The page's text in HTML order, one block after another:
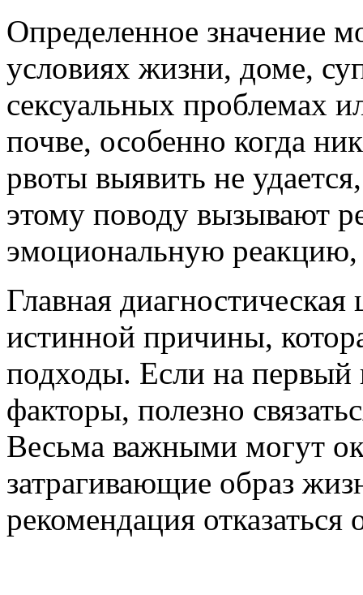
Определенное значение
условиях жизни, доме,
сексуальных проблемах
почве, особенно когда
рвоты выявить не
этому поводу вызывают
эмоциональную реакцию,
Главная
истинной причины,
подходы. Если на первый
факторы, полезно
Весьма важными могут
затрагивающие образ
рекомендация отказаться